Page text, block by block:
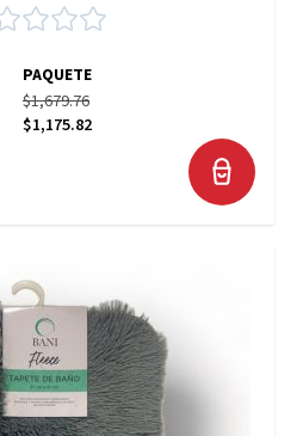
PAQUETE
$1,679.76
$1,175.82